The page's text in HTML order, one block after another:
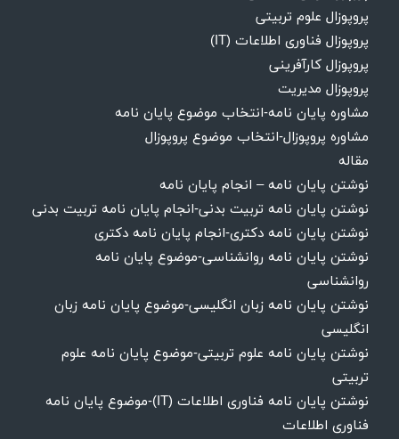
پروپوزال علوم تربیتی
پروپوزال فناوری اطلاعات (IT)
پروپوزال کارآفرینی
پروپوزال مدیریت
مشاوره پایان نامه-انتخاب موضوع پایان نامه
مشاوره پروپوزال-انتخاب موضوع پروپوزال
مقاله
نوشتن پایان نامه – انجام پایان نامه
نوشتن پایان نامه تربیت بدنی-انجام پایان نامه تربیت بدنی
نوشتن پایان نامه دکتری-انجام پایان نامه دکتری
نوشتن پایان نامه روانشناسی-موضوع پایان نامه
روانشناسی
نوشتن پایان نامه زبان انگلیسی-موضوع پایان نامه زبان
انگلیسی
نوشتن پایان نامه علوم تربیتی-موضوع پایان نامه علوم
تربیتی
نوشتن پایان نامه فناوری اطلاعات (IT)-موضوع پایان نامه
فناوری اطلاعات